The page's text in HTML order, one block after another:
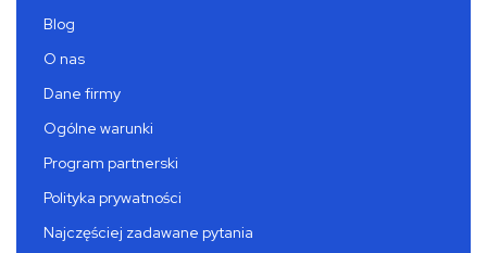
Blog
O nas
Dane firmy
Ogólne warunki
Program partnerski
Polityka prywatności
Najczęściej zadawane pytania